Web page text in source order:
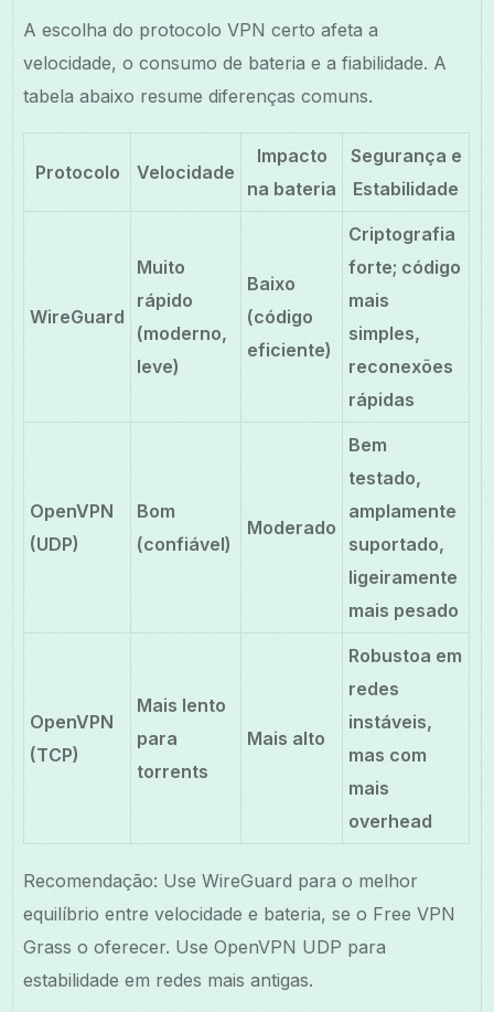
A escolha do protocolo VPN certo afeta a
velocidade, o consumo de bateria e a fiabilidade. A
tabela abaixo resume diferenças comuns.
Protocolo Velocidade
Impacto
na bateria
Segurança e
Estabilidade
WireGuard
Muito
rápido
(moderno,
leve)
Baixo
(código
eficiente)
Criptografia
forte; código
mais
simples,
reconexões
rápidas
OpenVPN
(UDP)
Bom
(confiável)
Moderado
Bem
testado,
amplamente
suportado,
ligeiramente
mais pesado
OpenVPN
(TCP)
Mais lento
para
torrents
Mais alto
Robustoa em
redes
instáveis,
mas com
mais
overhead
Recomendação: Use WireGuard para o melhor
equilíbrio entre velocidade e bateria, se o Free VPN
Grass o oferecer. Use OpenVPN UDP para
estabilidade em redes mais antigas.